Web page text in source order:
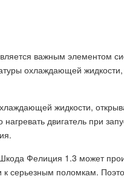
важным элементом
охлаждающей
жидкости,
двигатель при
Фелиция 1.3 может
серьезным поломкам.